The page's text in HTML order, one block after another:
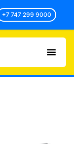
+7 747 299 9000